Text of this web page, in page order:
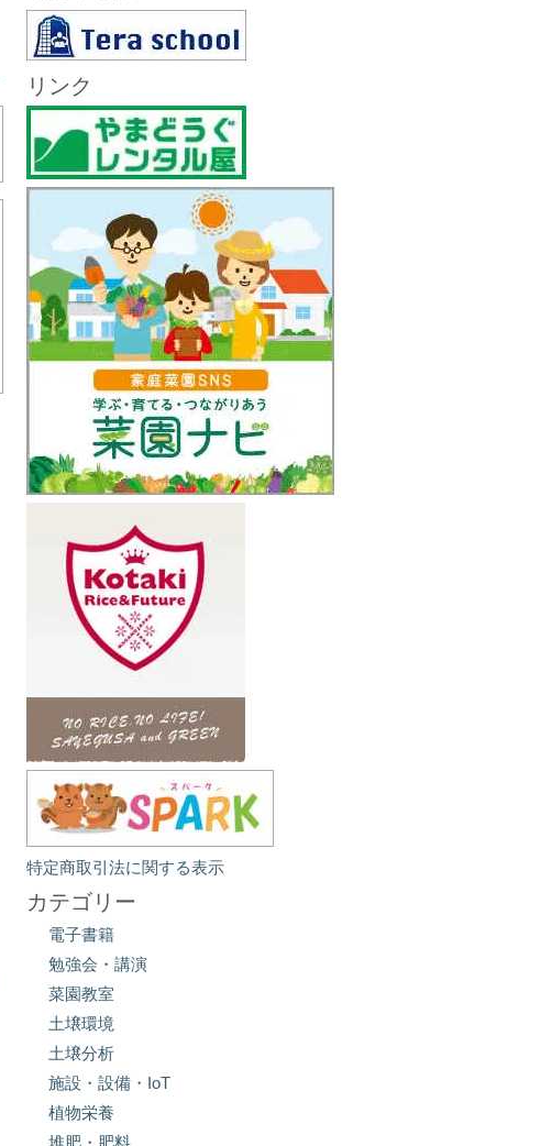
リンク
特定商取引法に関する表示
カテゴリー
電子書籍
勉強会・講演
菜園教室
土壌環境
土壌分析
施設・設備・IoT
植物栄養
堆肥・肥料